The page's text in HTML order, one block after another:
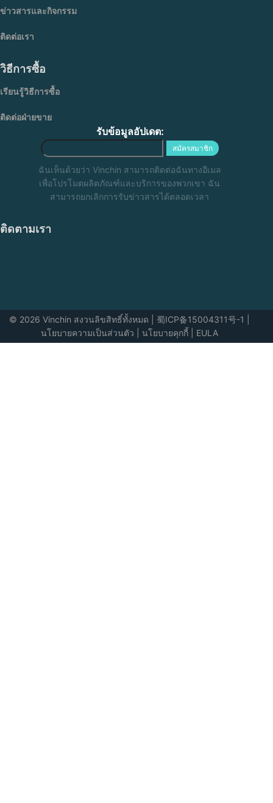
ข่าวสารและกิจกรรม
ติดต่อเรา
วิธีการซื้อ
เรียนรู้วิธีการซื้อ
ติดต่อฝ่ายขาย
รับข้อมูลอัปเดต:
สมัครสมาชิก
ฉันเห็นด้วยว่า Vinchin สามารถติดต่อฉันทางอีเมล
เพื่อโปรโมตผลิตภัณฑ์และบริการของพวกเขา ฉัน
สามารถยกเลิกการรับข่าวสารได้ตลอดเวลา
ติดตามเรา
© 2026 Vinchin สงวนลิขสิทธิ์ทั้งหมด |蜀ICP备15004311号-1
นโยบายความเป็นส่วนตัว
นโยบายคุกกี้ EULA